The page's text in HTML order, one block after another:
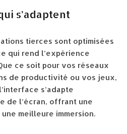
s’adaptent
tierces sont optimisées
qui rend l’expérience
ce soit pour vos réseaux
de productivité ou vos jeux,
s’adapte
de l’écran, offrant une
meilleure immersion.